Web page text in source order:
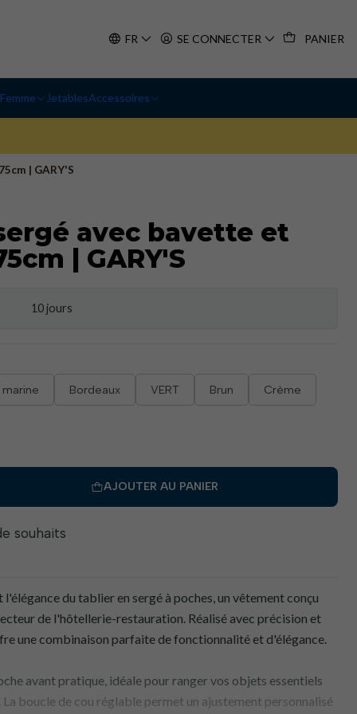
FR SE CONNECTER PANIER
Femme JetablesAccessoires
| GARY'S
avec bavette et
| GARY'S
10 jours
Bordeaux VERT Brun Crème
AJOUTER AU PANIER
souhaits
du tablier en sergé à poches, un vêtement conçu
de l'hôtellerie-restauration. Réalisé avec précision et
une combinaison parfaite de fonctionnalité et d'élégance.
avant pratique, idéale pour ranger vos objets essentiels
boucle de cou réglable permet un ajustement personnalisé